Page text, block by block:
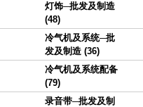
灯饰─批发及制造
(48)
冷气机及系统─批
发及制造 (36)
冷气机及系统配备
(79)
录音带─批发及制